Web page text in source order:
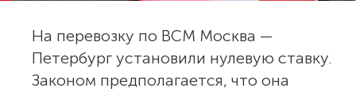
На перевозку по ВСМ Москва —
Петербург установили нулевую ставку.
Законом предполагается, что она